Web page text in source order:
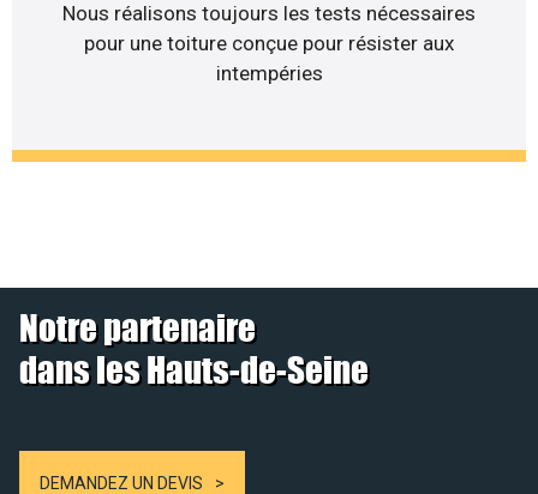
Nous réalisons toujours les tests nécessaires
pour une toiture conçue pour résister aux
intempéries
Notre partenaire
dans les Hauts-de-Seine
DEMANDEZ UN DEVIS